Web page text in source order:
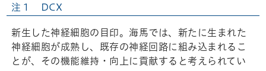
注１ DCX
新生した神経細胞の目印。海馬では、新たに生まれた
神経細胞が成熟し、既存の神経回路に組み込まれるこ
とが、その機能維持・向上に貢献すると考えられてい